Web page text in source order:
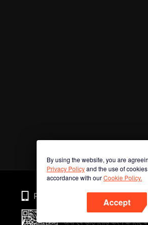
By using the website, you are
Privacy Policyand the use of
accordance with ourCookie Policy.
Accept
Phone
अभी ऐप डाउनलोड करने के लिए